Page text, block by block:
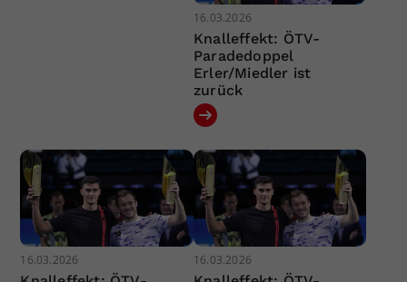
16.03.2026
Knalleffekt: ÖTV-
Paradedoppel
Erler/Miedler ist
zurück
16.03.2026 16.03.2026